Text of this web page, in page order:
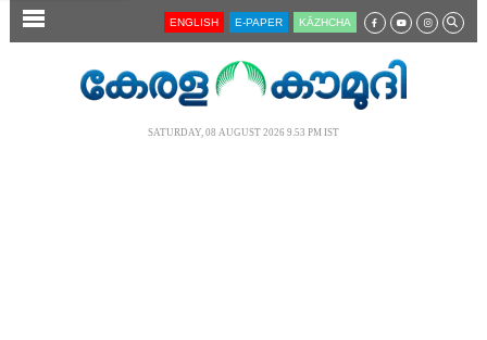
SECTIONS ENGLISH E-PAPER KĀZHCHA
SATURDAY, 08 AUGUST 2026 9.53 PM IST